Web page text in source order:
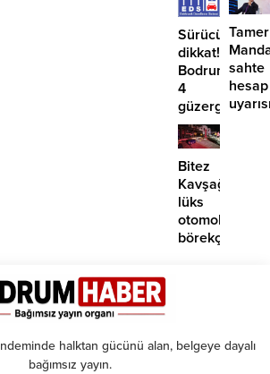
Sürücüler
dikkat!
Bodrum’da
4
güzergahta
EDS
başlıyor
Tamer
sahte
hesap
Bitez
Kavşağı’nda
lüks
otomobil
börekçiye
halktan gücünü alan, belgeye dayalı
bağımsız yayın.